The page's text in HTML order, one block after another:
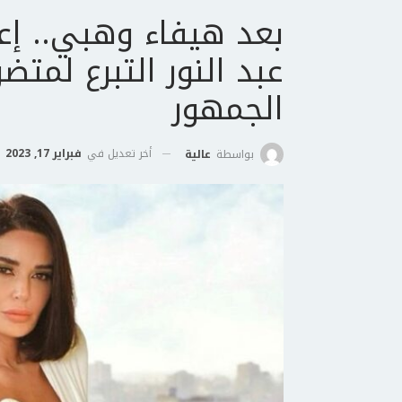
بعد هيفاء وهبي..
عبد النور التبرع
الجمهور
بواسطة عالية أخر تعديل في فبراير 17, 2023